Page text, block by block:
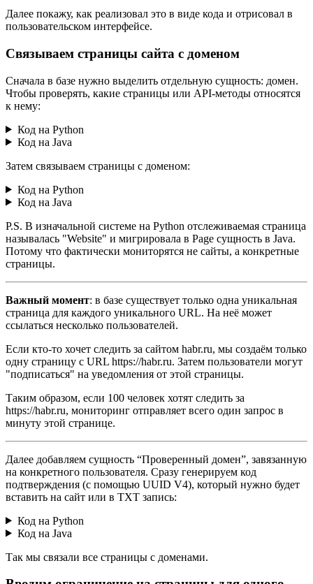
Далее покажу, как реализовал это в виде кода и отрисовал в
пользовательском интерфейсе.
Связываем страницы сайта с доменом
Сначала в базе нужно выделить отдельную сущность: домен.
Чтобы проверять, какие страницы или API-методы относятся
к нему:
Код на Python
Код на Java
Затем связываем страницы с доменом:
Код на Python
Код на Java
P.S. В изначальной системе на Python отслеживаемая страница
называлась "Website" и мигрировала в Page сущность в Java.
Потому что фактически мониторятся не сайты, а конкретные
страницы.
Важный момент: в базе существует только одна уникальная
страница для каждого уникального URL. На неё может
ссылаться несколько пользователей.
Если кто-то хочет следить за сайтом habr.ru, мы создаём только
одну страницу с URL https://habr.ru. Затем пользователи могут
"подписаться" на уведомления от этой страницы.
Таким образом, если 100 человек хотят следить за
https://habr.ru, мониторинг отправляет всего один запрос в
минуту этой странице.
Далее добавляем сущность “Проверенный домен”, завязанную
на конкретного пользователя. Сразу генерируем код
подтверждения (с помощью UUID V4), который нужно будет
вставить на сайт или в TXT запись:
Код на Python
Код на Java
Так мы связали все страницы с доменами.